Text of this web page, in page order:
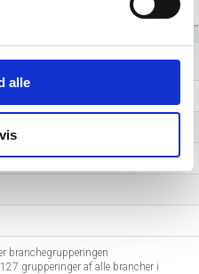
alle
branchegrupperingen
grupperinger af alle brancher i